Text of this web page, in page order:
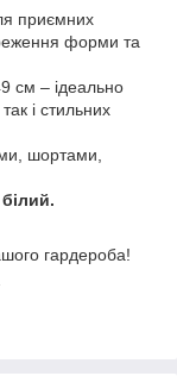
приємних
форми та
см – ідеально
і стильних
шортами,
гардероба!